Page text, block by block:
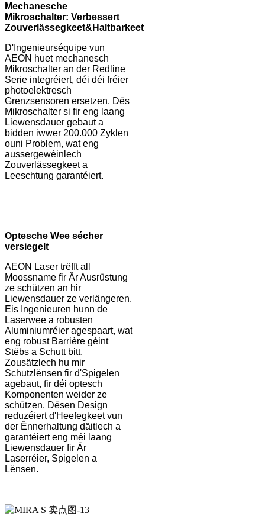
Mechanesche
Mikroschalter: Verbessert
Zouverlässegkeet& Haltbarkeet
D'Ingenieurséquipe vun
AEON huet mechanesch
Mikroschalter an der Redline
Serie integréiert, déi déi fréier
photoelektresch
Grenzsensoren ersetzen. Dës
Mikroschalter si fir eng laang
Liewensdauer gebaut a
bidden iwwer 200.000 Zyklen
ouni Problem, wat eng
aussergewéinlech
Zouverlässegkeet a
Leeschtung garantéiert.
Optesche Wee sécher
versiegelt
AEON Laser trëfft all
Moossname fir Är Ausrüstung
ze schützen an hir
Liewensdauer ze verlängeren.
Eis Ingenieuren hunn de
Laserwee a robusten
Aluminiumréier agespaart, wat
eng robust Barrière géint
Stëbs a Schutt bitt.
Zousätzlech hu mir
Schutzlënsen fir d'Spigelen
agebaut, fir déi optesch
Komponenten weider ze
schützen. Dësen Design
reduzéiert d'Heefegkeet vun
der Ënnerhaltung däitlech a
garantéiert eng méi laang
Liewensdauer fir Är
Laserréier, Spigelen a
Lënsen.